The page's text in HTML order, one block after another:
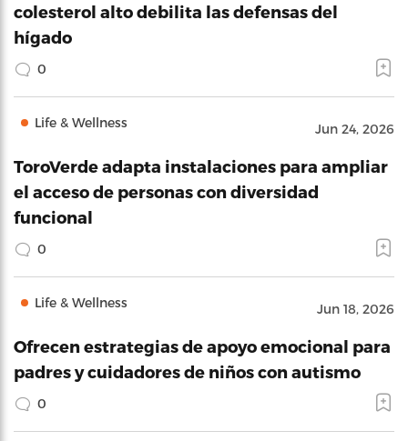
colesterol alto debilita las defensas del
hígado
0
Life & Wellness Jun 24, 2026
ToroVerde adapta instalaciones para ampliar
el acceso de personas con diversidad
funcional
0
Life & Wellness Jun 18, 2026
Ofrecen estrategias de apoyo emocional para
padres y cuidadores de niños con autismo
0